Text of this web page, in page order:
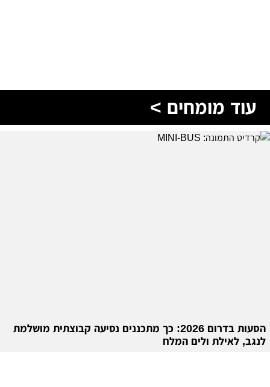
עוד מומחים >
הסעות בדרום 2026: כך מתכננים נסיעה קבוצתית מושלמת
לנגב, לאילת ולים המלח